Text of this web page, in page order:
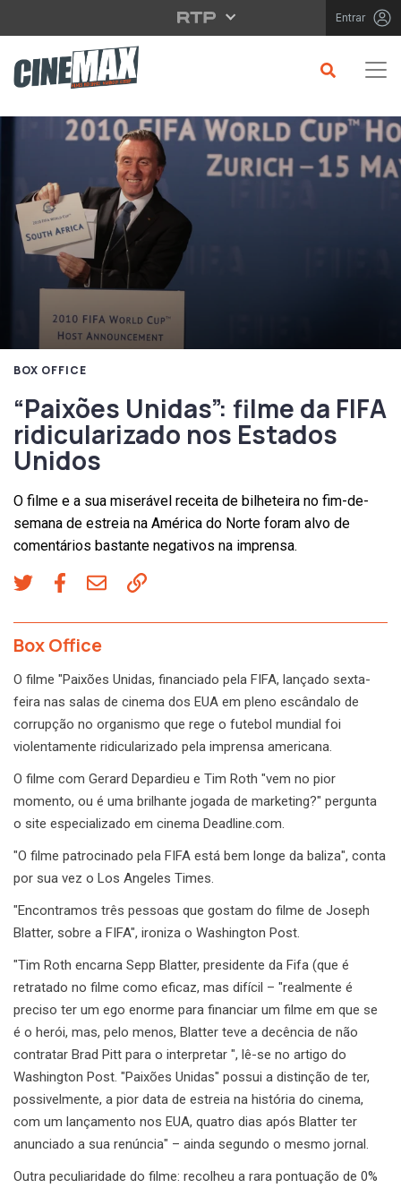
Saltar para o conteúdo principal Entrar
BOX OFFICE
“Paixões Unidas”: filme da FIFA
ridicularizado nos Estados
Unidos
O filme e a sua miserável receita de bilheteira no fim-de-
semana de estreia na América do Norte foram alvo de
comentários bastante negativos na imprensa.
Box Office
O filme "Paixões Unidas, financiado pela FIFA, lançado sexta-
feira nas salas de cinema dos EUA em pleno escândalo de
corrupção no organismo que rege o futebol mundial foi
violentamente ridicularizado pela imprensa americana.
O filme com Gerard Depardieu e Tim Roth "vem no pior
momento, ou é uma brilhante jogada de marketing?" pergunta
o site especializado em cinema Deadline.com.
"O filme patrocinado pela FIFA está bem longe da baliza", conta
por sua vez o Los Angeles Times.
"Encontramos três pessoas que gostam do filme de Joseph
Blatter, sobre a FIFA", ironiza o Washington Post.
"Tim Roth encarna Sepp Blatter, presidente da Fifa (que é
retratado no filme como eficaz, mas difícil – "realmente é
preciso ter um ego enorme para financiar um filme em que se
é o herói, mas, pelo menos, Blatter teve a decência de não
contratar Brad Pitt para o interpretar ", lê-se no artigo do
Washington Post. "Paixões Unidas" possui a distinção de ter,
possivelmente, a pior data de estreia na história do cinema,
com um lançamento nos EUA, quatro dias após Blatter ter
anunciado a sua renúncia" – ainda segundo o mesmo jornal.
Outra peculiaridade do filme: recolheu a rara pontuação de 0%